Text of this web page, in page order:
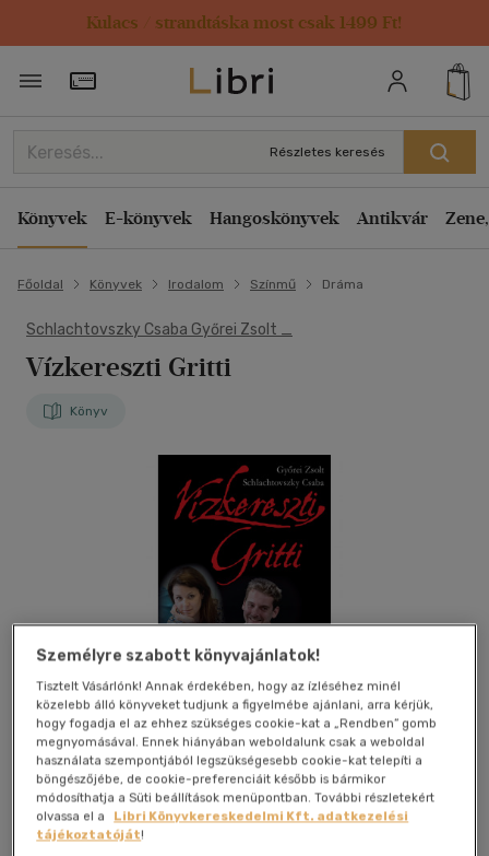
Kulacs / strandtáska most csak 1499 Ft!
Törzsvásárlói Kártya adatai
Részletes keresés
Könyvek E-könyvek Hangoskönyvek Antikvár
Főoldal Könyvek Irodalom Színmű Dráma
Schlachtovszky Csaba Győrei Zsolt _
Vízkereszti Gritti
Könyv
Kívánságlistához adom
Személyre szabott könyvajánlatok!
Tisztelt Vásárlónk! Annak érdekében, hogy az ízléséhez minél
közelebb álló könyveket tudjunk a figyelmébe ajánlani, arra kérjük,
hogy fogadja el az ehhez szükséges cookie-kat a „Rendben” gomb
megnyomásával. Ennek hiányában weboldalunk csak a weboldal
használata szempontjából legszükségesebb cookie-kat telepíti a
böngészőjébe, de cookie-preferenciáit később is bármikor
módosíthatja a Süti beállítások menüpontban. További részletekért
olvassa el a
Libri Könyvkereskedelmi Kft. adatkezelési
tájékoztatóját!